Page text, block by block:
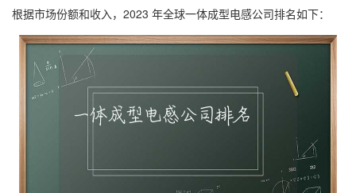
根据市场份额和收入，2023 年全球一体成型电感公司排名如下：